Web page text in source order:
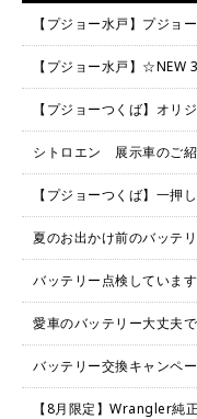
【プジョー水戸】プジョ
【プジョー水戸】☆NEW
【プジョーつくば】オリ
シトロエン 展示車のご紹
【プジョーつくば】一押
夏のお出かけ前のバッテ
バッテリー点検していま
愛車のバッテリー大丈夫
バッテリー交換キャンペ
【8月限定】Wrangler純